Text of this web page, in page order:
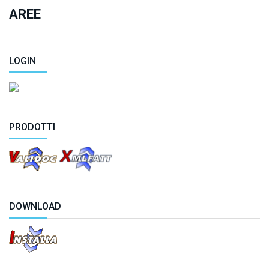
AREE
LOGIN
PRODOTTI
DOWNLOAD